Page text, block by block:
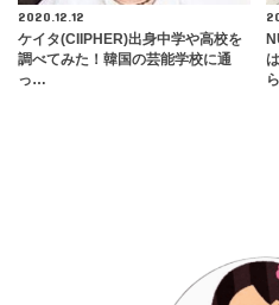
2020.12.12
ケイタ(CIIPHER)出身中学や高校を
調べてみた！韓国の芸能学校に通
っ…